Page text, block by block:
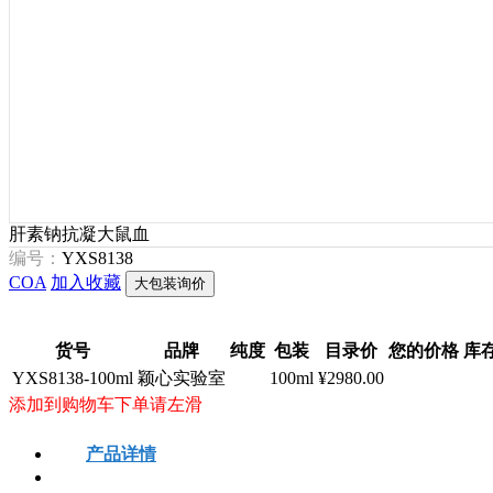
肝素钠抗凝大鼠血
编号： YXS8138
COA 加入收藏 大包装询价
货号 品牌 纯度 包装 目录价 您的价格 库
YXS8138-100ml 颖心实验室 100ml ¥2980.00
添加到购物车下单请左滑
产品详情